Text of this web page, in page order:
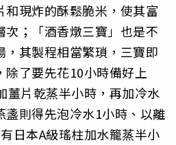
和現炸的酥鬆脆米，使其富
次；「酒香燉三寶」也是不
，其製程相當繁瑣，三寶即
了要先花10小時備好上
薑片乾蒸半小時，再加冷水
盞則得先泡冷水1小時、以離
日本A級瑤柱加水籠蒸半小